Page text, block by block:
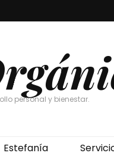
personal y bienestar.
Estefanía